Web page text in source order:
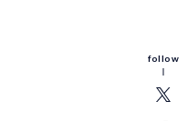
follow